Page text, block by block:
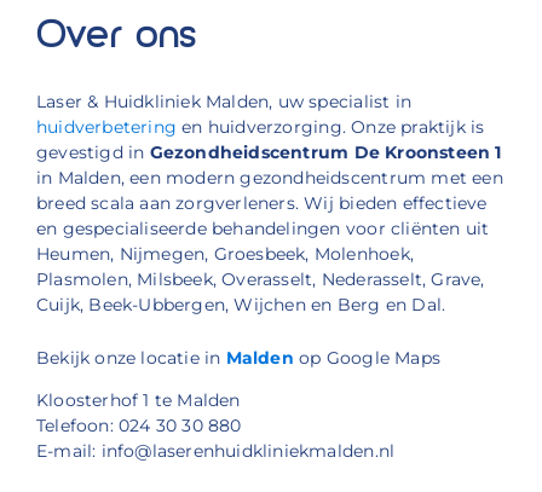
Over ons
Laser & Huidkliniek Malden, uw specialist in
huidverbetering en huidverzorging. Onze praktijk is
gevestigd in Gezondheidscentrum De Kroonsteen 1
in Malden, een modern gezondheidscentrum met een
breed scala aan zorgverleners. Wij bieden effectieve
en gespecialiseerde behandelingen voor cliënten uit
Heumen, Nijmegen, Groesbeek, Molenhoek,
Plasmolen, Milsbeek, Overasselt, Nederasselt, Grave,
Cuijk, Beek-Ubbergen, Wijchen en Berg en Dal.
Bekijk onze locatie in Malden op Google Maps
Kloosterhof 1 te Malden
Telefoon: 024 30 30 880
E-mail: info@laserenhuidkliniekmalden.nl